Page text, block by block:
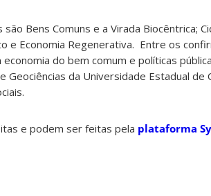
Bens Comuns e a Virada Biocêntrica;
e Economia Regenerativa. Entre os
do bem comum e políticas
Geociências da Universidade Estadual de
e podem ser feitas pela plataforma